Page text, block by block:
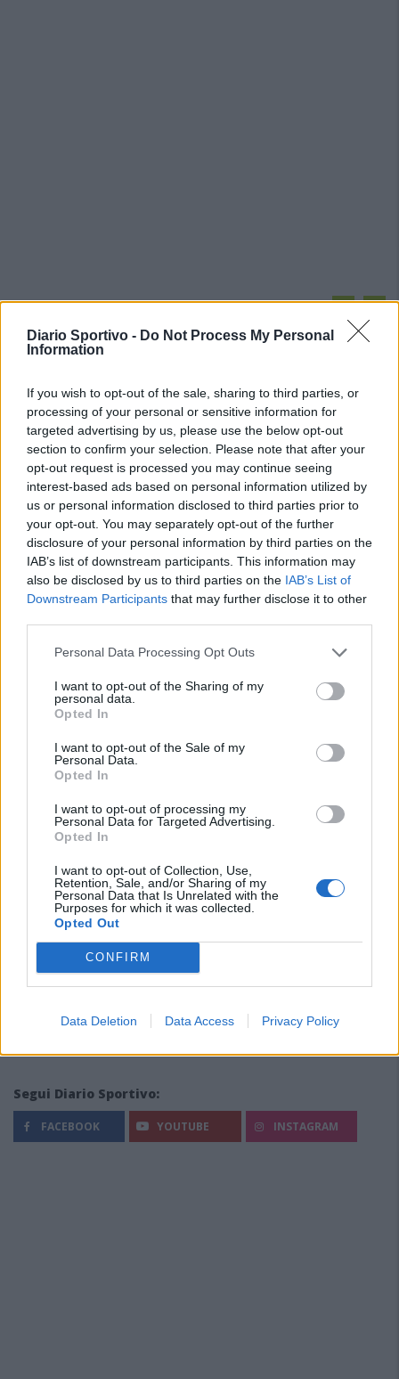
Diario Sportivo - Do Not Process My Personal
Information
If you wish to opt-out of the sale, sharing to third parties, or
processing of your personal or sensitive information for
targeted advertising by us, please use the below opt-out
section to confirm your selection. Please note that after your
opt-out request is processed you may continue seeing
interest-based ads based on personal information utilized by
us or personal information disclosed to third parties prior to
your opt-out. You may separately opt-out of the further
disclosure of your personal information by third parties on the
IAB’s list of downstream participants. This information may
also be disclosed by us to third parties on the IAB’s List of
Downstream Participants that may further disclose it to other
Personal Data Processing Opt Outs
I want to opt-out of the Sharing of my
personal data.
Opted In
I want to opt-out of the Sale of my
Personal Data.
Opted In
I want to opt-out of processing my
Personal Data for Targeted Advertising.
Opted In
I want to opt-out of Collection, Use,
Retention, Sale, and/or Sharing of my
Personal Data that Is Unrelated with the
Purposes for which it was collected.
Opted Out
CONFIRM
Data Deletion Data Access Privacy Policy
giovani tra i…
7 Ago 2026
Il Selargius rinforza il centrocampo con
Manuel Rinino e Samuele Vacca
6 Ago 2026
Per Carbonia e Olbia si apre lo spiraglio di
ripartire dalla Seconda
7 Ago 2026
8 ripescaggi
Il big-match Nuorese-Macomerese apre il
26 Gen 2024
Segui Diario Sportivo:
FACEBOOK YOUTUBE INSTAGRAM